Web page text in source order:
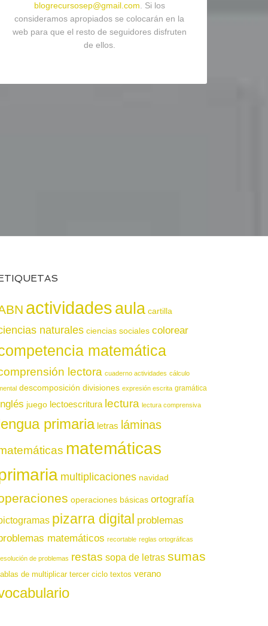
blogrecursosep@gmail.com . Si los
consideramos apropiados se colocarán en la
web para que el resto de seguidores disfruten
de ellos.
actividadesaula cartilla
naturales ciencias sociales colorear
matemática
lectora cuaderno actividades cálculo
descomposición divisiones expresión escrita gramática
juego lectoescritura lectura lectura comprensiva
primaria letras láminas
matemáticas
multiplicaciones navidad
operaciones básicas ortografía
pizarra digital problemas
matemáticos recortable reglas ortográficas
de problemas restas sopa de letras sumas
de multiplicar tercer ciclo textos verano